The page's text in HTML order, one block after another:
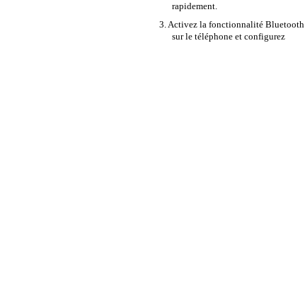
rapidement.
3. Activez la fonctionnalité Bluetooth
sur le téléphone et configurez